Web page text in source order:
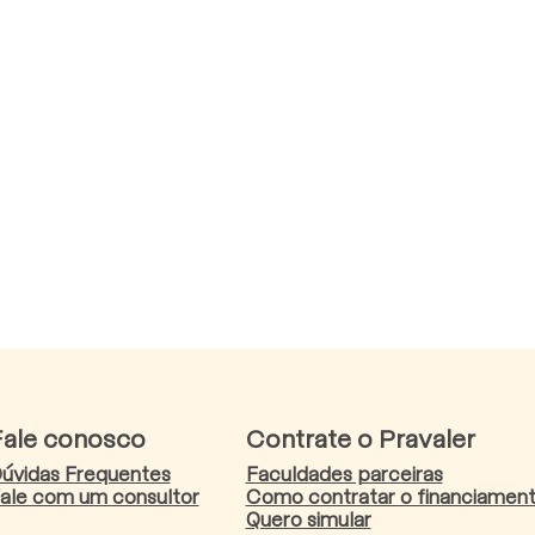
conosco
Frequentes
com um consultor
Contrate o Pravaler
Faculdades parceiras
Como contratar o
Quero simular